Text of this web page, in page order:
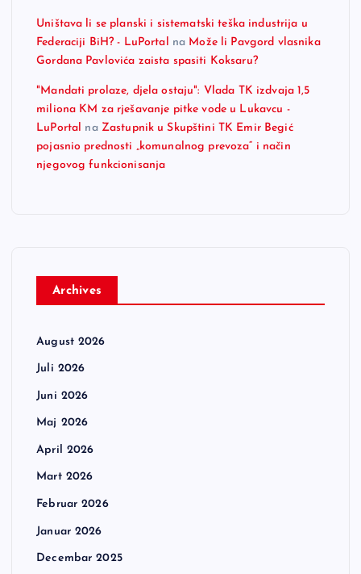
Uništava li se planski i sistematski teška industrija u
Federaciji BiH? - LuPortal
na Može li Pavgord vlasnika
Gordana Pavlovića zaista spasiti Koksaru?
"Mandati prolaze, djela ostaju": Vlada TK izdvaja 1,5
miliona KM za rješavanje pitke vode u Lukavcu -
LuPortal na Zastupnik u Skupštini TK Emir Begić
pojasnio prednosti „komunalnog prevoza“ i način
njegovog funkcionisanja
Archives
August 2026
Juli 2026
Juni 2026
Maj 2026
April 2026
Mart 2026
Februar 2026
Januar 2026
Decembar 2025